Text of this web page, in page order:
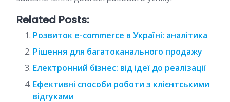
Related Posts:
Розвиток e-commerce в Україні: аналітика
Рішення для багатоканального продажу
Електронний бізнес: від ідеї до реалізації
Ефективні способи роботи з клієнтськими
відгуками